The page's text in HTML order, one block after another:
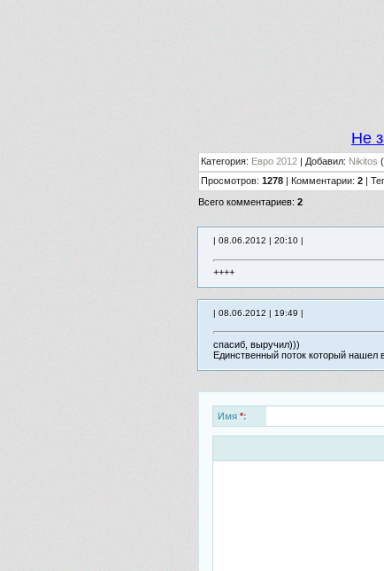
Не
Категория: Евро 2012 Добавил: Nikitos
Просмотров: 1278 Комментарии: 2
Всего комментариев: 2
| 08.06.2012 | 20:10 |
++++
| 08.06.2012 | 19:49 |
спасиб, выручил)))
Единственный поток который нашел
Имя *: